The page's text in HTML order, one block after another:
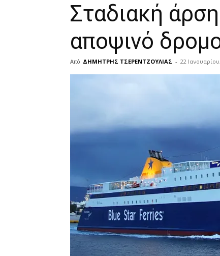
Σταδιακή
αποψινό
Από ΔΗΜΗΤΡΗΣ ΤΣΕΡΕΝΤΖΟΥΛΙΑΣ - 22